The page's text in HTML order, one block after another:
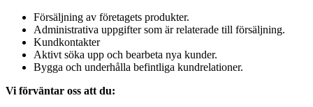
Försäljning av företagets produkter.
Administrativa uppgifter som är relaterade till försäljning.
Kundkontakter
Aktivt söka upp och bearbeta nya kunder.
Bygga och underhålla befintliga kundrelationer.
Vi förväntar oss att du: